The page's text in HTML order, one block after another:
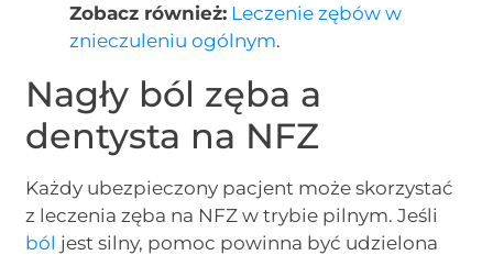
Zobacz również: Leczenie zębów w
znieczuleniu ogólnym.
Nagły ból zęba a
dentysta na NFZ
Każdy ubezpieczony pacjent może skorzystać
z leczenia zęba na NFZ w trybie pilnym. Jeśli
ból jest silny, pomoc powinna być udzielona